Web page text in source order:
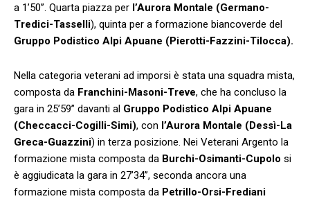
a 1’50’’. Quarta piazza per l’Aurora Montale (Germano-
Tredici-Tasselli), quinta per a formazione biancoverde del
Gruppo Podistico Alpi Apuane (Pierotti-Fazzini-Tilocca).
Nella categoria veterani ad imporsi è stata una squadra mista,
composta da Franchini-Masoni-Treve, che ha concluso la
gara in 25’59’’ davanti al Gruppo Podistico Alpi Apuane
(Checcacci-Cogilli-Simi), con l’Aurora Montale (Dessì-La
Greca-Guazzini) in terza posizione. Nei Veterani Argento la
formazione mista composta da Burchi-Osimanti-Cupolo si
è aggiudicata la gara in 27’34’’, seconda ancora una
formazione mista composta da Petrillo-Orsi-Frediani